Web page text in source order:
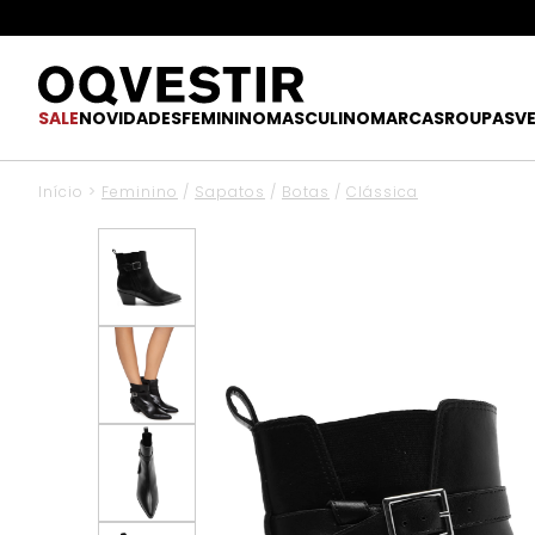
SALENOVIDADESFEMININOMASCULINOMARCASROUPAS
Início > Feminino / Sapatos / Botas / Clássica